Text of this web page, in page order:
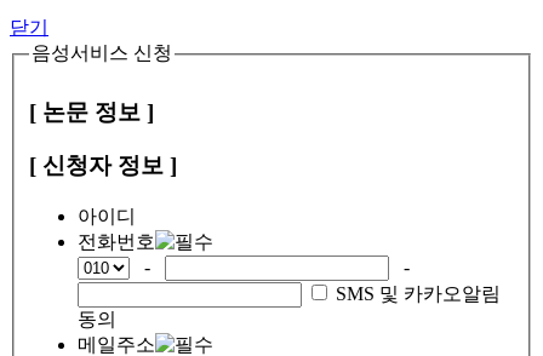
닫기
음성서비스 신청
[ 논문 정보 ]
[ 신청자 정보 ]
아이디
전화번호
-
-
SMS 및 카카오알림
동의
메일주소